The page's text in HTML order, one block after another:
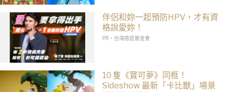
伴侶和妳一起預防HPV，才有資
格說愛妳！
PR・台灣癌症基金會
10 隻《寶可夢》同框！
Sideshow 最新「卡比獸」場景